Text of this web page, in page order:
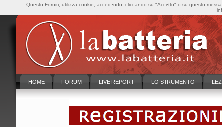
HOME FORUM LIVE REPORT LO STRUMENTO
Questo Forum, utilizza cookie; accedendo, cliccando su "Accetto" o su questo